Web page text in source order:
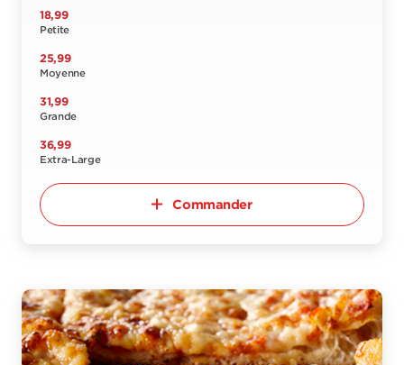
18,99
Petite
25,99
Moyenne
31,99
Grande
36,99
Extra-Large
Commander